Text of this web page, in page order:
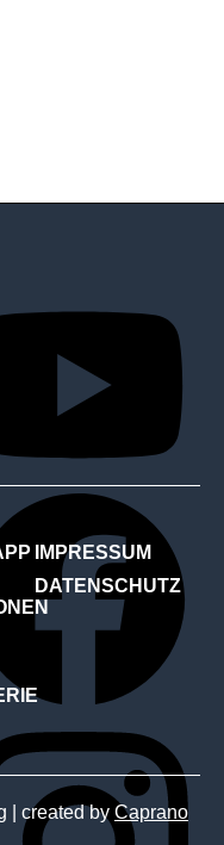
IMPRESSUM
DATENSCHUTZ
| created by Caprano